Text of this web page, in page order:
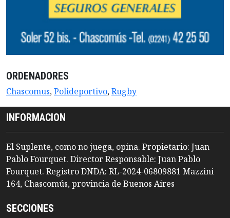
ORDENADORES
Chascomus,Polideportivo,Rugby
INFORMACION
El Suplente, como no juega, opina. Propietario: Juan
Pablo Fourquet. Director Responsable: Juan Pablo
Fourquet. Registro DNDA: RL-2024-06809881 Mazzini
164, Chascomús, provincia de Buenos Aires
SECCIONES